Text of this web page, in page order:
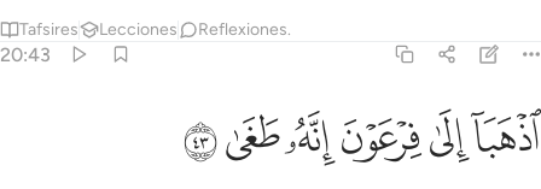
Tafsires Lecciones Reflexiones.
20:43
اذهبا الى فرعون انه طغى ٤٣
ٱذْهَبَآ إِلَىٰ فِرْعَوْنَ إِنَّهُۥ طَغَىٰ ٤٣
ﲒﲓﲔﲕﲖﲗ